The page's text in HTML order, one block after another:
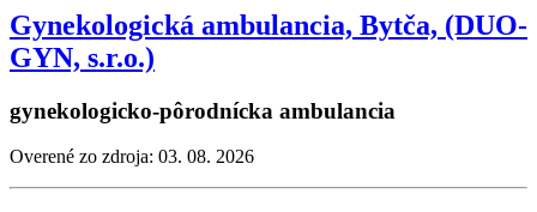
Gynekologická ambulancia, Bytča, (DUO-
GYN, s.r.o.)
gynekologicko-pôrodnícka ambulancia
Overené zo zdroja: 03. 08. 2026